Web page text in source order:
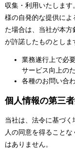
収集・利用いたしま
様の自発的な提供に
た場合は、当社が本
が許諾したものとしま
業務遂行上で必
サービス向上の
各種のお問い合
個人情報の第三
当社は、法令に基づ
人の同意を得ること
はありません。